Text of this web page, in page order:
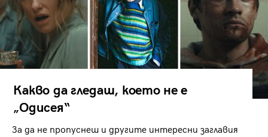
Какво да гледаш, което не е
„Одисея“
За да не пропуснеш и другите интересни заглавия